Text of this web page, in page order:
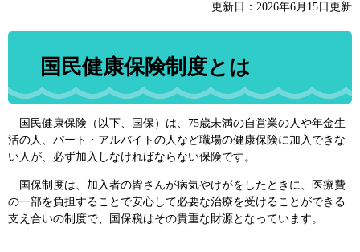
更新日：2026年6月15日更新
国民健康保険制度とは
国民健康保険（以下、国保）は、75歳未満の自営業の人や年金生
活の人、パート・アルバイトの人など職場の健康保険に加入できな
い人が、必ず加入しなければならない保険です。
国保制度は、加入者の皆さんが病気やけがをしたときに、医療費
の一部を負担することで安心して必要な治療を受けることができる
支え合いの制度で、国保税はその貴重な財源となっています。